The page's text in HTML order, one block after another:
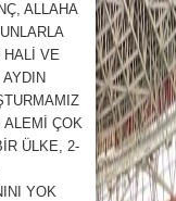
ALLAHA
HALİ VE
ALEMİ ÇOK
ÜLKE, 2-
YOK